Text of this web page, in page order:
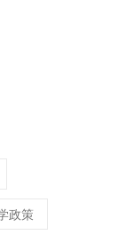
政策